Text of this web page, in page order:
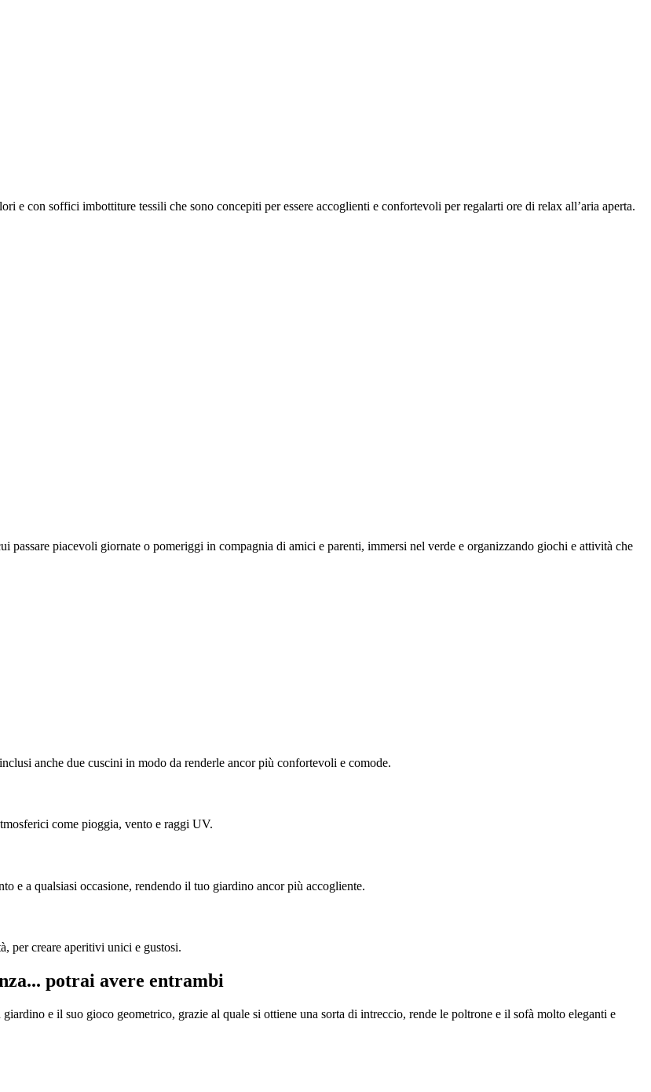
e con soffici imbottiture tessili che sono concepiti per essere accoglienti e confortevoli per regalarti ore di relax all’aria aperta.
piacevoli giornate o pomeriggi in compagnia di amici e parenti, immersi nel verde e organizzando giochi e attività che
anche due cuscini in modo da renderle ancor più confortevoli e comode.
come pioggia, vento e raggi UV.
e a qualsiasi occasione, rendendo il tuo giardino ancor più accogliente.
per creare aperitivi unici e gustosi.
potrai avere entrambi
e il suo gioco geometrico, grazie al quale si ottiene una sorta di intreccio, rende le poltrone e il sofà molto eleganti e